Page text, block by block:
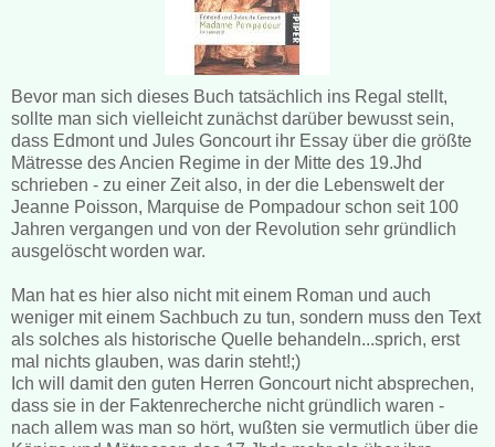
Bevor man sich dieses Buch tatsächlich ins Regal stellt,
sollte man sich vielleicht zunächst darüber bewusst sein,
dass Edmont und Jules Goncourt ihr Essay über die größte
Mätresse des Ancien Regime in der Mitte des 19.Jhd
schrieben - zu einer Zeit also, in der die Lebenswelt der
Jeanne Poisson, Marquise de Pompadour schon seit 100
Jahren vergangen und von der Revolution sehr gründlich
ausgelöscht worden war.
Man hat es hier also nicht mit einem Roman und auch
weniger mit einem Sachbuch zu tun, sondern muss den Text
als solches als historische Quelle behandeln...sprich, erst
mal nichts glauben, was darin steht!;)
Ich will damit den guten Herren Goncourt nicht absprechen,
dass sie in der Faktenrecherche nicht gründlich waren -
nach allem was man so hört, wußten sie vermutlich über die